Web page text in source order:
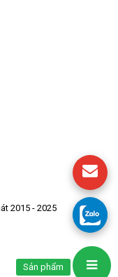
2015 - 2025
Sản phẩm